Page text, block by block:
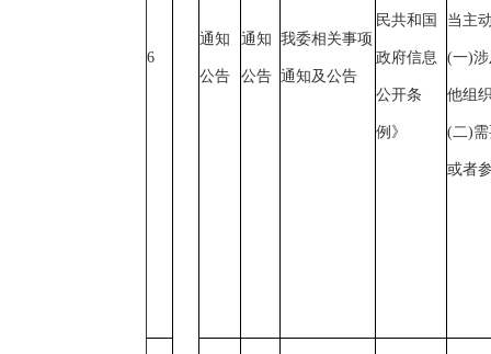
6
通知
公告
通知
公告
我委相关事项
通知及公告
民共和国
政府信息
公开条
例》
当主
(一)
他组
(二)
或者